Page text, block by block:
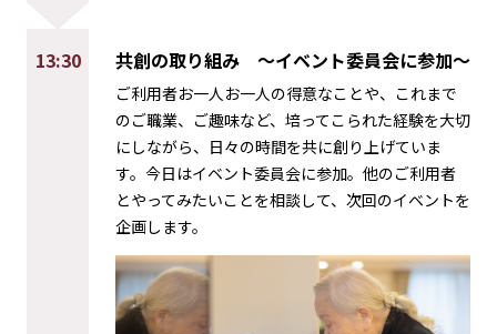
13:30 共創の取り組み ～イベント委員会に参加～
ご利用者お一人お一人の得意なことや、これまで
のご職業、ご趣味など、培ってこられた経験を大切
にしながら、日々の時間を共に創り上げていま
す。今日はイベント委員会に参加。他のご利用者
とやってみたいことを相談して、次回のイベントを
企画します。